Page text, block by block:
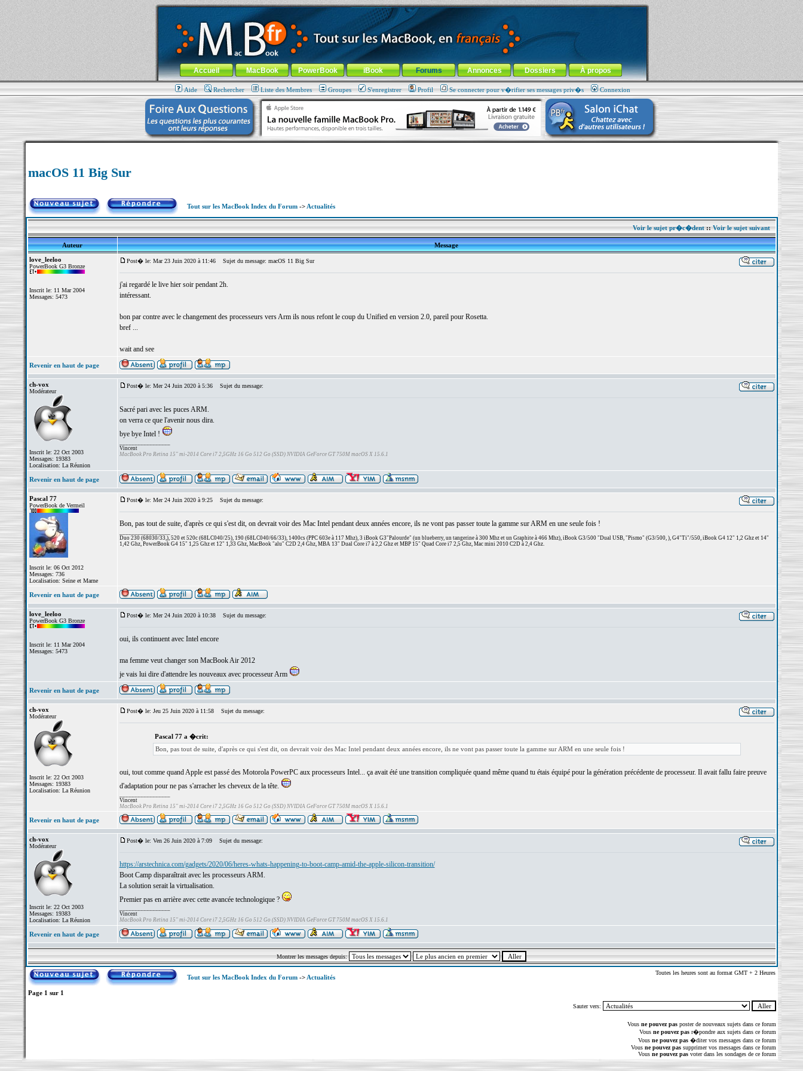
MacBook-fr.com : 100% Apple... 100% nomade !
Aller au contenu-Aller au menu général-Aller au menu de la rubrique
Menu général
Accueil MacBook PowerBook iBook Forums Annonces Dossiers À propos
Aide Rechercher Liste des Membres Groupes S'enregistrer Profil Se connecter pour v�rifier ses messages priv�s Connexion
macOS 11 Big Sur
Tout sur les MacBook Index du Forum-> Actualités
Voir le sujet pr�c�dent::Voir le sujet suivant
Auteur
Message
love_leeloo
PowerBook G3 Bronze
Inscrit le: 11 Mar 2004
Messages: 5473
Post� le: Mar 23 Juin 2020 à 11:46 Sujet du message: macOS 11 Big Sur
j'ai regardé le live hier soir pendant 2h.
intéressant.
bon par contre avec le changement des processeurs vers Arm ils nous refont le coup du Unified en version 2.0, pareil pour Rosetta.
bref ...
wait and see
Revenir en haut de page
ch-vox
Modérateur
Inscrit le: 22 Oct 2003
Messages: 19383
Localisation: La Réunion
Post� le: Mer 24 Juin 2020 à 5:36 Sujet du message:
Sacré pari avec les puces ARM.
on verra ce que l'avenir nous dira.
bye bye Intel !
Vincent
MacBook Pro Retina 15" mi-2014 Core i7 2,5GHz 16 Go 512 Go (SSD) NVIDIA GeForce GT 750M macOS X 15.6.1
Revenir en haut de page
Pascal 77
PowerBook de Vermeil
Inscrit le: 06 Oct 2012
Messages: 736
Localisation: Seine et Marne
Post� le: Mer 24 Juin 2020 à 9:25 Sujet du message:
Bon, pas tout de suite, d'après ce qui s'est dit, on devrait voir des Mac Intel pendant deux années encore, ils ne vont pas passer toute la gamme sur ARM en une seule fois !
Duo 230 (68030/33,), 520 et 520c (68LC040/25), 190 (68LC040/66/33), 1400cs (PPC 603e à 117 Mhz), 3 iBook G3"Palourde" (un blueberry, un tangerine à 300 Mhz et un Graphite à 466 Mhz), iBook G3/500 "Dual USB, "Pismo" (G3/500, ), G4"Ti"/550, iBook G4 12" 1,2 Ghz et 14"
1,42 Ghz, PowerBook G4 15" 1,25 Ghz et 12" 1,33 Ghz, MacBook "alu" C2D 2,4 Ghz, MBA 13" Dual Core i7 à 2,2 Ghz et MBP 15" Quad Core i7 2,5 Ghz, Mac mini 2010 C2D à 2,4 Ghz.
Revenir en haut de page
love_leeloo
PowerBook G3 Bronze
Inscrit le: 11 Mar 2004
Messages: 5473
Post� le: Mer 24 Juin 2020 à 10:38 Sujet du message:
oui, ils continuent avec Intel encore
ma femme veut changer son MacBook Air 2012
je vais lui dire d'attendre les nouveaux avec processeur Arm
Revenir en haut de page
ch-vox
Modérateur
Inscrit le: 22 Oct 2003
Messages: 19383
Localisation: La Réunion
Post� le: Jeu 25 Juin 2020 à 11:58 Sujet du message:
Pascal 77 a �crit:
Bon, pas tout de suite, d'après ce qui s'est dit, on devrait voir des Mac Intel pendant deux années encore, ils ne vont pas passer toute la gamme sur ARM en une seule fois !
oui, tout comme quand Apple est passé des Motorola PowerPC aux processeurs Intel... ça avait été une transition compliquée quand même quand tu étais équipé pour la génération précédente de processeur. Il avait fallu faire preuve
d'adaptation pour ne pas s'arracher les cheveux de la tête.
Vincent
MacBook Pro Retina 15" mi-2014 Core i7 2,5GHz 16 Go 512 Go (SSD) NVIDIA GeForce GT 750M macOS X 15.6.1
Revenir en haut de page
ch-vox
Modérateur
Inscrit le: 22 Oct 2003
Messages: 19383
Localisation: La Réunion
Post� le: Ven 26 Juin 2020 à 7:09 Sujet du message:
https://arstechnica.com/gadgets/2020/06/heres-whats-happening-to-boot-camp-amid-the-apple-silicon-transition/
Boot Camp disparaîtrait avec les processeurs ARM.
La solution serait la virtualisation.
Premier pas en arrière avec cette avancée technologique ?
Vincent
MacBook Pro Retina 15" mi-2014 Core i7 2,5GHz 16 Go 512 Go (SSD) NVIDIA GeForce GT 750M macOS X 15.6.1
Revenir en haut de page
Montrer les messages depuis:
Tout sur les MacBook Index du Forum-> Actualités
Toutes les heures sont au format GMT + 2 Heures
Page 1 sur 1
Sauter vers:
Vous ne pouvez pasposter de nouveaux sujets dans ce forum
Vous ne pouvez pasr�pondre aux sujets dans ce forum
Vous ne pouvez pas�diter vos messages dans ce forum
Vous ne pouvez passupprimer vos messages dans ce forum
Vous ne pouvez pasvoter dans les sondages de ce forum